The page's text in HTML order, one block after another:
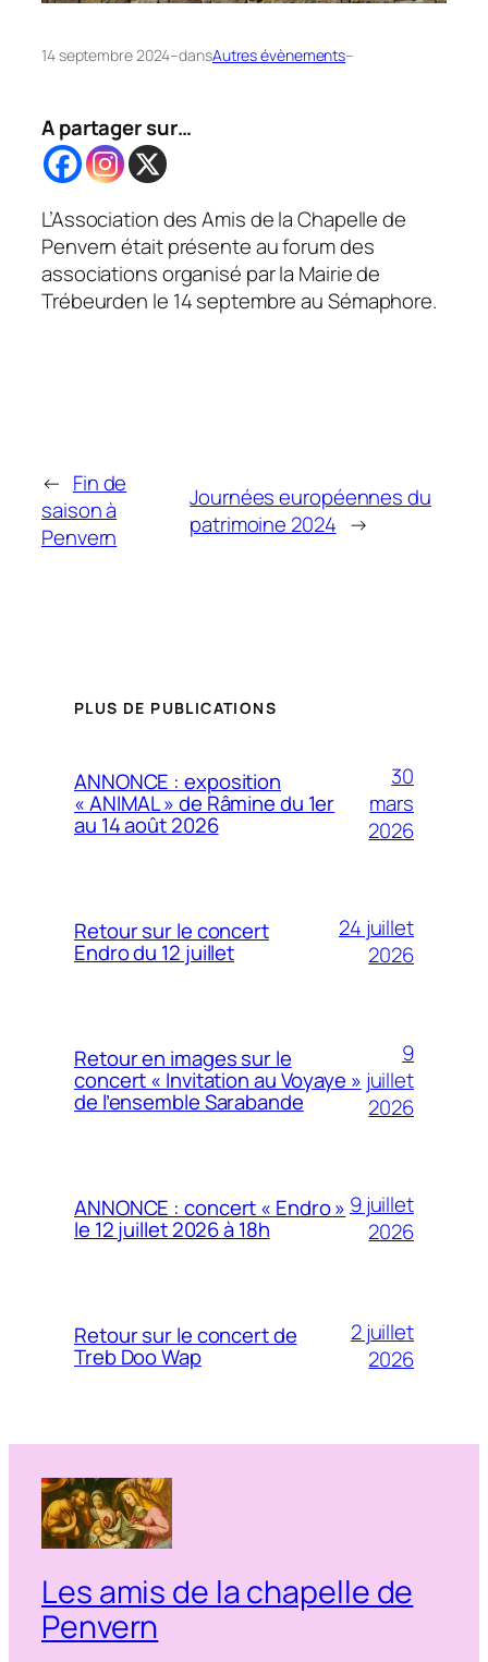
14 septembre 2024–dansAutres évènements–
A partager sur…
L’Association des Amis de la Chapelle de
Penvern était présente au forum des
associations organisé par la Mairie de
Trébeurden le 14 septembre au Sémaphore.
← Fin de
saison à
Penvern
Journées européennes du
patrimoine 2024 →
PLUS DE PUBLICATIONS
ANNONCE : exposition
« ANIMAL » de Râmine du 1er
au 14 août 2026
30
mars
2026
Retour sur le concert
Endro du 12 juillet
24 juillet
2026
Retour en images sur le
concert « Invitation au Voyaye »
de l’ensemble Sarabande
9
juillet
2026
ANNONCE : concert « Endro »
le 12 juillet 2026 à 18h
9 juillet
2026
Retour sur le concert de
Treb Doo Wap
2 juillet
2026
Les amis de la chapelle de
Penvern